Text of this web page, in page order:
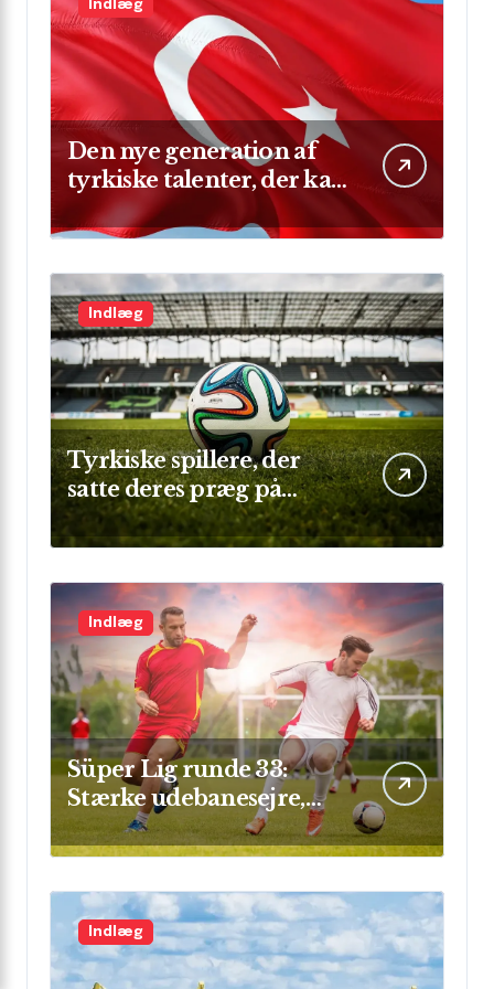
Indlæg
Den nye generation af
tyrkiske talenter, der kan
skinne på verdensscenen
Indlæg
Tyrkiske spillere, der
satte deres præg på
Champions League
Indlæg
Süper Lig runde 33:
Stærke udebanesejre,
mål i flok og sikre clean
sheets
Indlæg